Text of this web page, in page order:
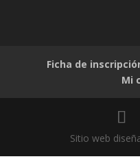
Ficha de
Mi
Sitio web